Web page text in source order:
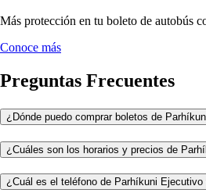
Más protección en tu boleto de autobús
Conoce más
Preguntas Frecuentes
¿Dónde puedo comprar boletos de
¿Cuáles son los horarios y precios de
¿Cuál es el teléfono de Parhíkuni